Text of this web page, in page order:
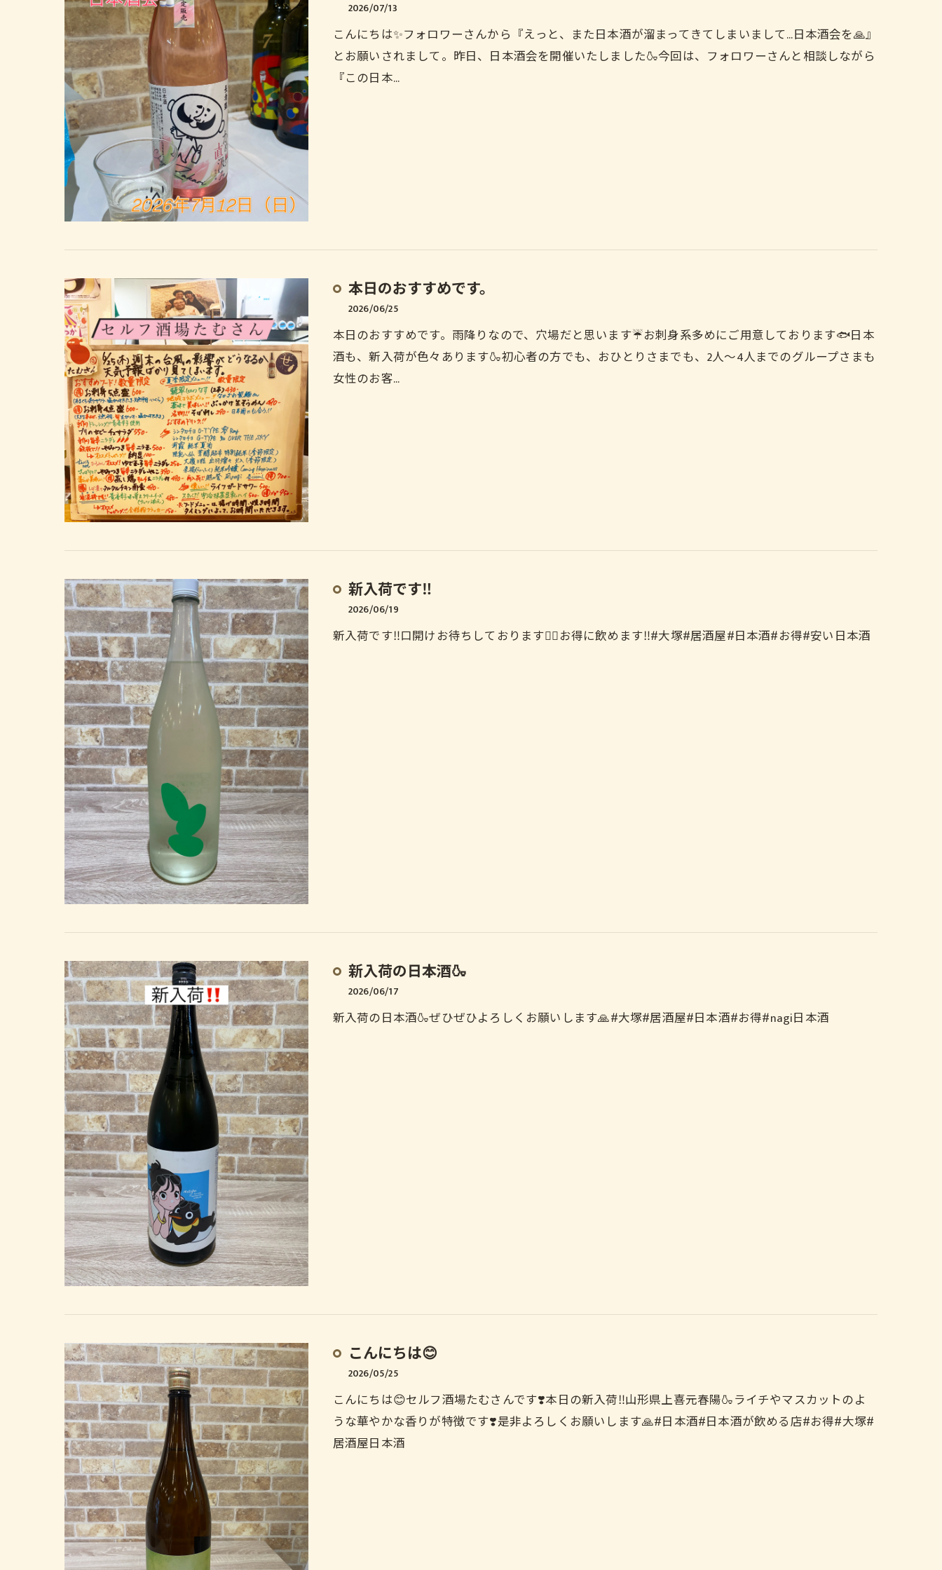
2026/07/13
こんにちは✨️フォロワーさんから『えっと、また日本酒が溜まってきてしまいまして…日本酒会を🙏』
とお願いされまして。昨日、日本酒会を開催いたしました🍶今回は、フォロワーさんと相談しながら
『この日本…
本日のおすすめです。
2026/06/25
本日のおすすめです。雨降りなので、穴場だと思います☔️お刺身系多めにご用意しております🐟日本
酒も、新入荷が色々あります🍶初心者の方でも、おひとりさまでも、2人〜4人までのグループさまも
女性のお客…
新入荷です‼️
2026/06/19
新入荷です‼️口開けお待ちしております🙇‍♀️お得に飲めます‼️#大塚#居酒屋#日本酒#お得#安い日本酒
新入荷の日本酒🍶
2026/06/17
新入荷の日本酒🍶ぜひぜひよろしくお願いします🙏⁡#大塚#居酒屋#日本酒#お得#nagi日本酒
こんにちは😊
2026/05/25
こんにちは😊セルフ酒場たむさんです❣️本日の新入荷‼️山形県上喜元春陽🍶ライチやマスカットのよ
うな華やかな香りが特徴です❣️是非よろしくお願いします🙏#日本酒#日本酒が飲める店#お得#大塚#
居酒屋日本酒